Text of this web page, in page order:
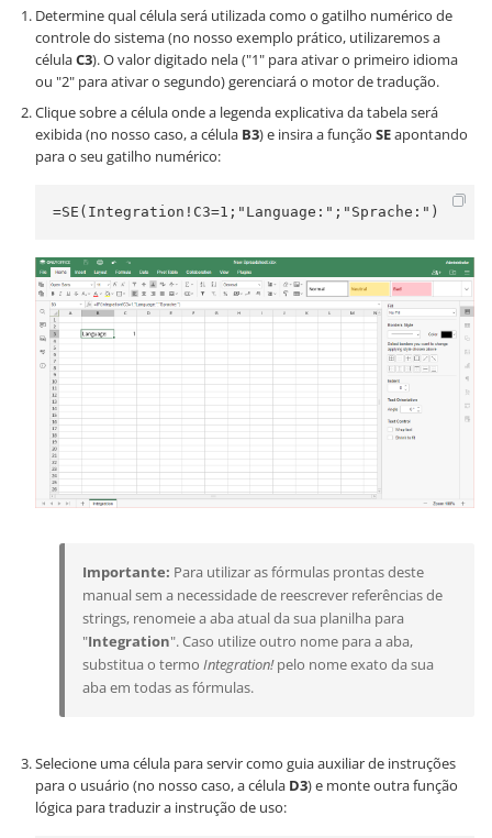
Determine qual célula será utilizada como o gatilho numérico de
controle do sistema (no nosso exemplo prático, utilizaremos a
célulaC3). O valor digitado nela ("1" para ativar o primeiro idioma
ou "2" para ativar o segundo) gerenciará o motor de tradução.
Clique sobre a célula onde a legenda explicativa da tabela será
exibida (no nosso caso, a célula B3) e insira a função SEapontando
para o seu gatilho numérico:
=SE(Integration!C3=1;"Language:";"Sprache:")
Importante: Para utilizar as fórmulas prontas deste
manual sem a necessidade de reescrever referências de
strings, renomeie a aba atual da sua planilha para
"Integration". Caso utilize outro nome para a aba,
substitua o termo Integration!pelo nome exato da sua
aba em todas as fórmulas.
Selecione uma célula para servir como guia auxiliar de instruções
para o usuário (no nosso caso, a célula D3) e monte outra função
lógica para traduzir a instrução de uso: